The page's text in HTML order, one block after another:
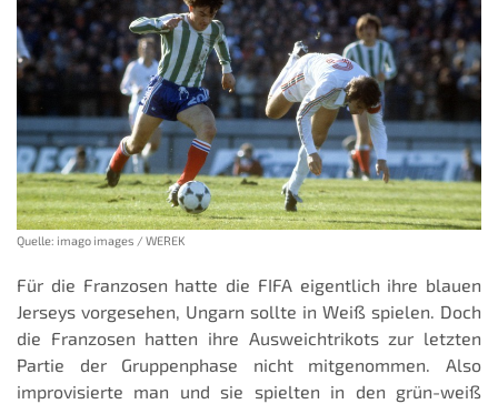
Quelle: imago images / WEREK
Für die Franzosen hatte die FIFA eigentlich ihre blauen
Jerseys vorgesehen, Ungarn sollte in Weiß spielen. Doch
die Franzosen hatten ihre Ausweichtrikots zur letzten
Partie der Gruppenphase nicht mitgenommen. Also
improvisierte man und sie spielten in den grün-weiß